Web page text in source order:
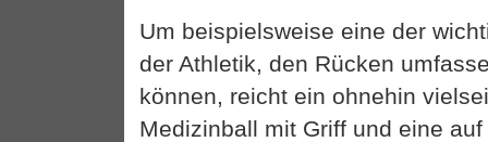
Um beispielsweise eine der
der Athletik, den Rücken
können, reicht ein ohnehin
Medizinball mit Griff und eine